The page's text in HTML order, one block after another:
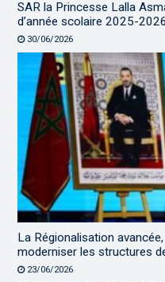
SAR la Princesse Lalla
d’année scolaire 2025-2026
30/06/2026
La Régionalisation
moderniser les structures
23/06/2026